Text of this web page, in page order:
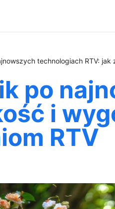
technologiach RTV:
po
i
RTV